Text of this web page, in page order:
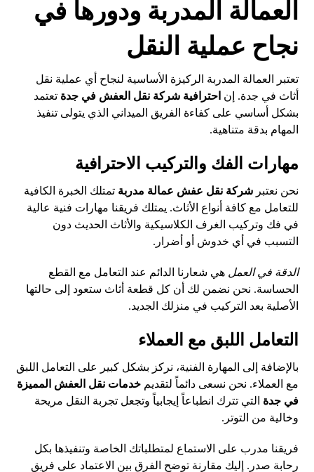
العمالة المدربة ودورها في
نجاح عملية النقل
تعتبر العمالة المدربة الركيزة الأساسية لنجاح أي عملية نقل
أثاث في جدة. إن احترافية شركة نقل العفش في جدة تعتمد
بشكل أساسي على كفاءة الفريق الميداني الذي يتولى تنفيذ
المهام بدقة متناهية.
مهارات الفك والتركيب الاحترافية
نحن نعتبرشركة نقل عفش عمالة مدربة تمتلك الخبرة الكافية
للتعامل مع كافة أنواع الأثاث. يمتلك فريقنا مهارات فنية عالية
في فك وتركيب الغرف الكلاسيكية والأثاث الحديث دون
التسبب في أي خدوش أو أضرار.
الدقة في العمل هي شعارنا الدائم عند التعامل مع القطع
الحساسة. نحن نضمن لك أن كل قطعة أثاث ستعود إلى حالتها
الأصلية بعد التركيب في منزلك الجديد.
التعامل اللبق مع العملاء
بالإضافة إلى المهارة الفنية، نركز بشكل كبير على التعامل اللبق
مع العملاء. نحن نسعى دائماً لتقديمخدمات نقل العفش المميزة
في جدة التي تترك انطباعاً إيجابياً وتجعل تجربة النقل مريحة
وخالية من التوتر.
فريقنا مدرب على الاستماع لمتطلباتك الخاصة وتنفيذها بكل
رحابة صدر. إليك مقارنة توضح الفرق بين الاعتماد على فريق